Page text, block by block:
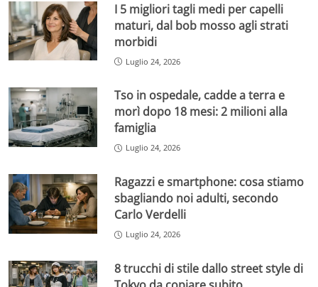
I 5 migliori tagli medi per capelli
maturi, dal bob mosso agli strati
morbidi
Luglio 24, 2026
Tso in ospedale, cadde a terra e
morì dopo 18 mesi: 2 milioni alla
famiglia
Luglio 24, 2026
Ragazzi e smartphone: cosa stiamo
sbagliando noi adulti, secondo
Carlo Verdelli
Luglio 24, 2026
8 trucchi di stile dallo street style di